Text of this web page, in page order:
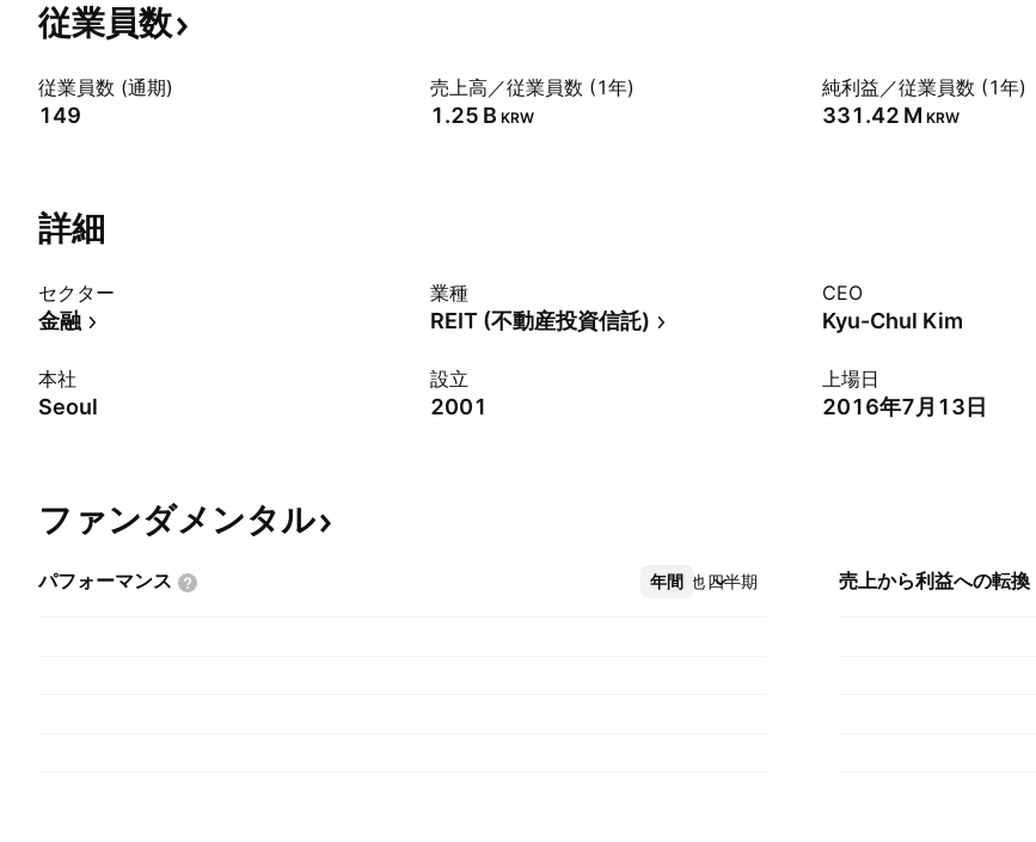
従業員数
従業員数 (通期)
149
売上高／従業員数 (1年)
‪1.25 B‬ KRW
純利益／従業員数 (1年)
‪331.42 M‬ KRW
詳細
セクター
金融
業種
REIT (不動産投資信託)
CEO
Kyu-Chul Kim
本社
Seoul
設立
2001
上場日
2016年7月13日
ファンダメンタル
パフォーマンス 年間 四半期
その他 売上から利益への転換